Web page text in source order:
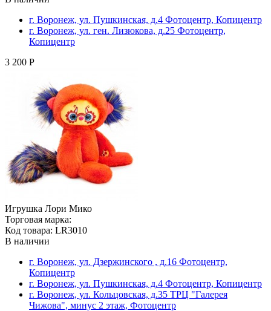
г. Воронеж, ул. Пушкинская, д.4 Фотоцентр, Копицентр
г. Воронеж, ул. ген. Лизюкова, д.25 Фотоцентр,
Копицентр
3 200 Р
Игрушка Лори Мико
Торговая марка:
Код товара: LR3010
В наличии
г. Воронеж, ул. Дзержинского , д.16 Фотоцентр,
Копицентр
г. Воронеж, ул. Пушкинская, д.4 Фотоцентр, Копицентр
г. Воронеж, ул. Кольцовская, д.35 ТРЦ "Галерея
Чижова", минус 2 этаж, Фотоцентр